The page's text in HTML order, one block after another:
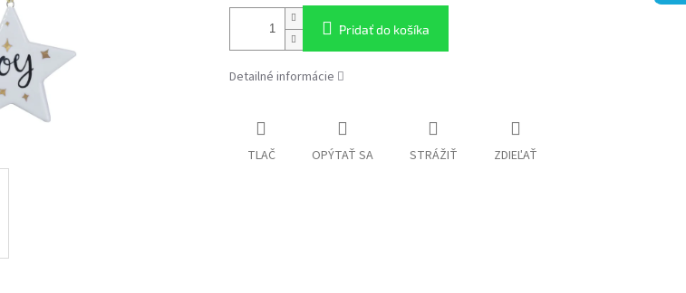
Pridať do košíka
Detailné informácie
TLAČ OPÝTAŤ SA STRÁŽIŤ ZDIEĽAŤ